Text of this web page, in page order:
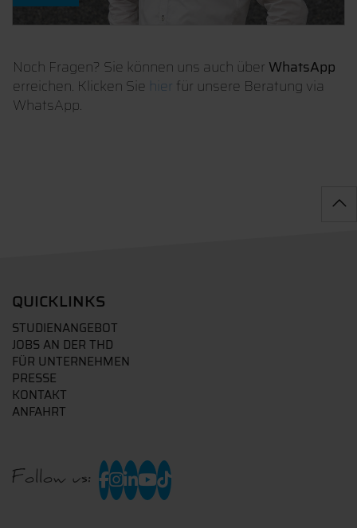
Noch Fragen? Sie können uns auch über WhatsApp
erreichen. Klicken Sie hier für unsere Beratung via
WhatsApp.
QUICKLINKS
STUDIENANGEBOT
JOBS AN DER THD
FÜR UNTERNEHMEN
PRESSE
KONTAKT
ANFAHRT
Follow us: